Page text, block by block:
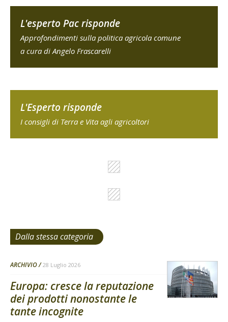
L'esperto Pac risponde
Approfondimenti sulla politica agricola comune
a cura di Angelo Frascarelli
L'Esperto risponde
I consigli di Terra e Vita agli agricoltori
Dalla stessa categoria
ARCHIVIO 28 Luglio 2026
Europa: cresce la reputazione
dei prodotti nonostante le
tante incognite